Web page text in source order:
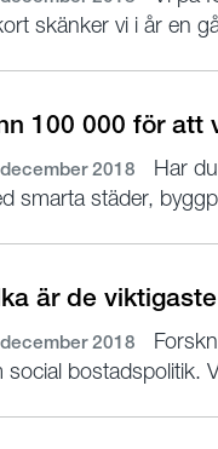
skänker vi i år en
100 000 för att
2018
Har
smarta städer,
är de
2018
social bostadspolitik.